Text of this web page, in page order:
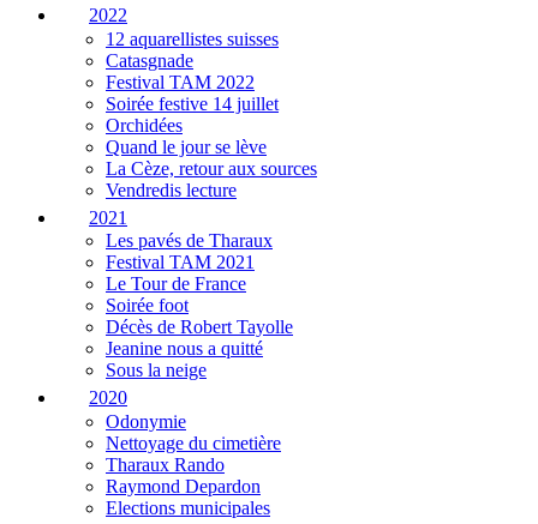
2022
12 aquarellistes suisses
Catasgnade
Festival TAM 2022
Soirée festive 14 juillet
Orchidées
Quand le jour se lève
La Cèze, retour aux sources
Vendredis lecture
2021
Les pavés de Tharaux
Festival TAM 2021
Le Tour de France
Soirée foot
Décès de Robert Tayolle
Jeanine nous a quitté
Sous la neige
2020
Odonymie
Nettoyage du cimetière
Tharaux Rando
Raymond Depardon
Elections municipales